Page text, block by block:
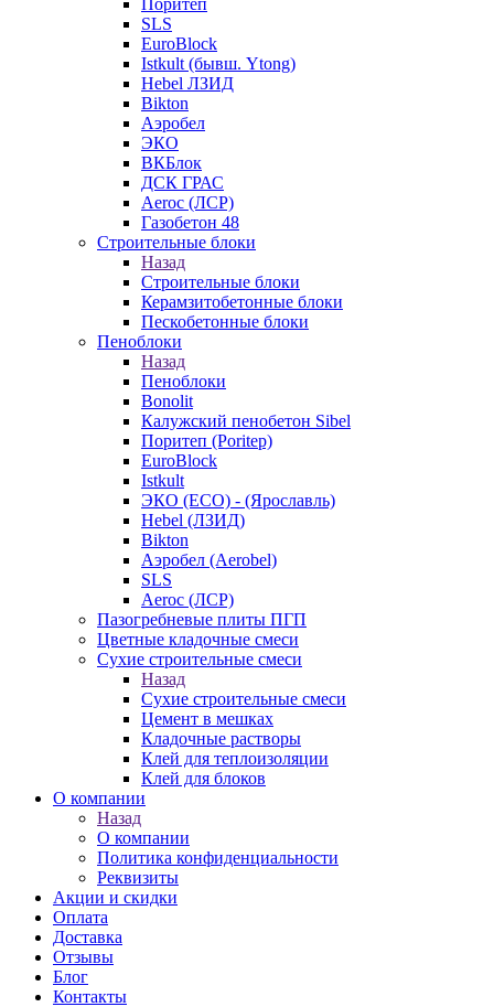
SLS
EuroBlock
Istkult (бывш. Ytong)
Hebel ЛЗИД
Bikton
Аэробел
ЭКО
ВКБлок
ДСК ГРАС
Aeroc (ЛСР)
Газобетон 48
Строительные блоки
Назад
Строительные блоки
Керамзитобетонные блоки
Пескобетонные блоки
Пеноблоки
Назад
Пеноблоки
Bonolit
Калужский пенобетон Sibel
Поритеп (Poritep)
EuroBlock
Istkult
ЭКО (ECO) - (Ярославль)
Hebel (ЛЗИД)
Bikton
Аэробел (Aerobel)
SLS
Aeroc (ЛСР)
Пазогребневые плиты ПГП
Цветные кладочные смеси
Сухие строительные смеси
Назад
Сухие строительные смеси
Цемент в мешках
Кладочные растворы
Клей для теплоизоляции
Клей для блоков
О компании
Назад
О компании
Политика конфиденциальности
Реквизиты
Акции и скидки
Оплата
Доставка
Отзывы
Блог
Контакты